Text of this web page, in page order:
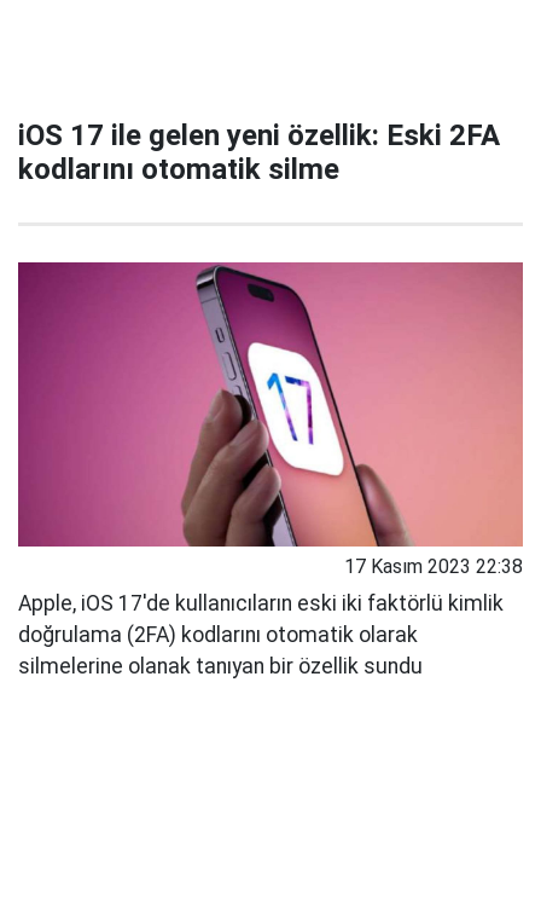
iOS 17 ile gelen yeni özellik: Eski 2FA
kodlarını otomatik silme
17 Kasım 2023 22:38
Apple, iOS 17'de kullanıcıların eski iki faktörlü kimlik
doğrulama (2FA) kodlarını otomatik olarak
silmelerine olanak tanıyan bir özellik sundu